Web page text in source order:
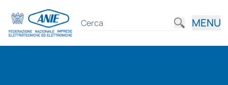
MENU